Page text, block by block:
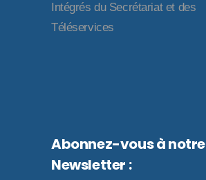
Intégrés du Secrétariat et des
Téléservices
Abonnez-vous à notre
Newsletter :